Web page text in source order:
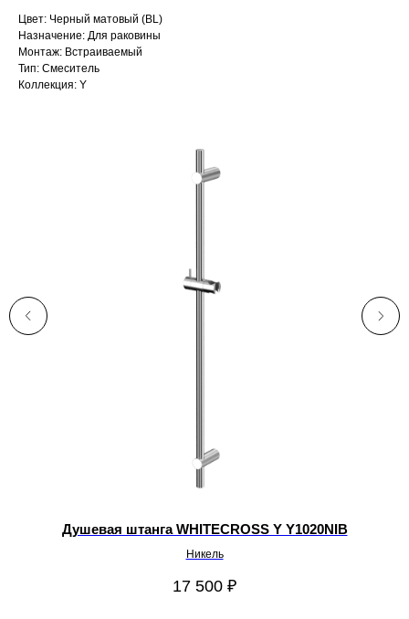
Цвет: Черный матовый (BL)
Назначение: Для раковины
Монтаж: Встраиваемый
Тип: Смеситель
Коллекция: Y
Душевая штанга WHITECROSS Y Y1020NIB
Никель
17 500 ₽